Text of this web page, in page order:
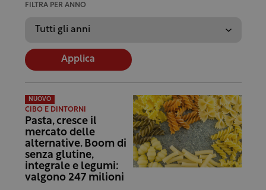
FILTRA PER ANNO
Applica
NUOVO
CIBO E DINTORNI
Pasta, cresce il
mercato delle
alternative. Boom di
senza glutine,
integrale e legumi:
valgono 247 milioni